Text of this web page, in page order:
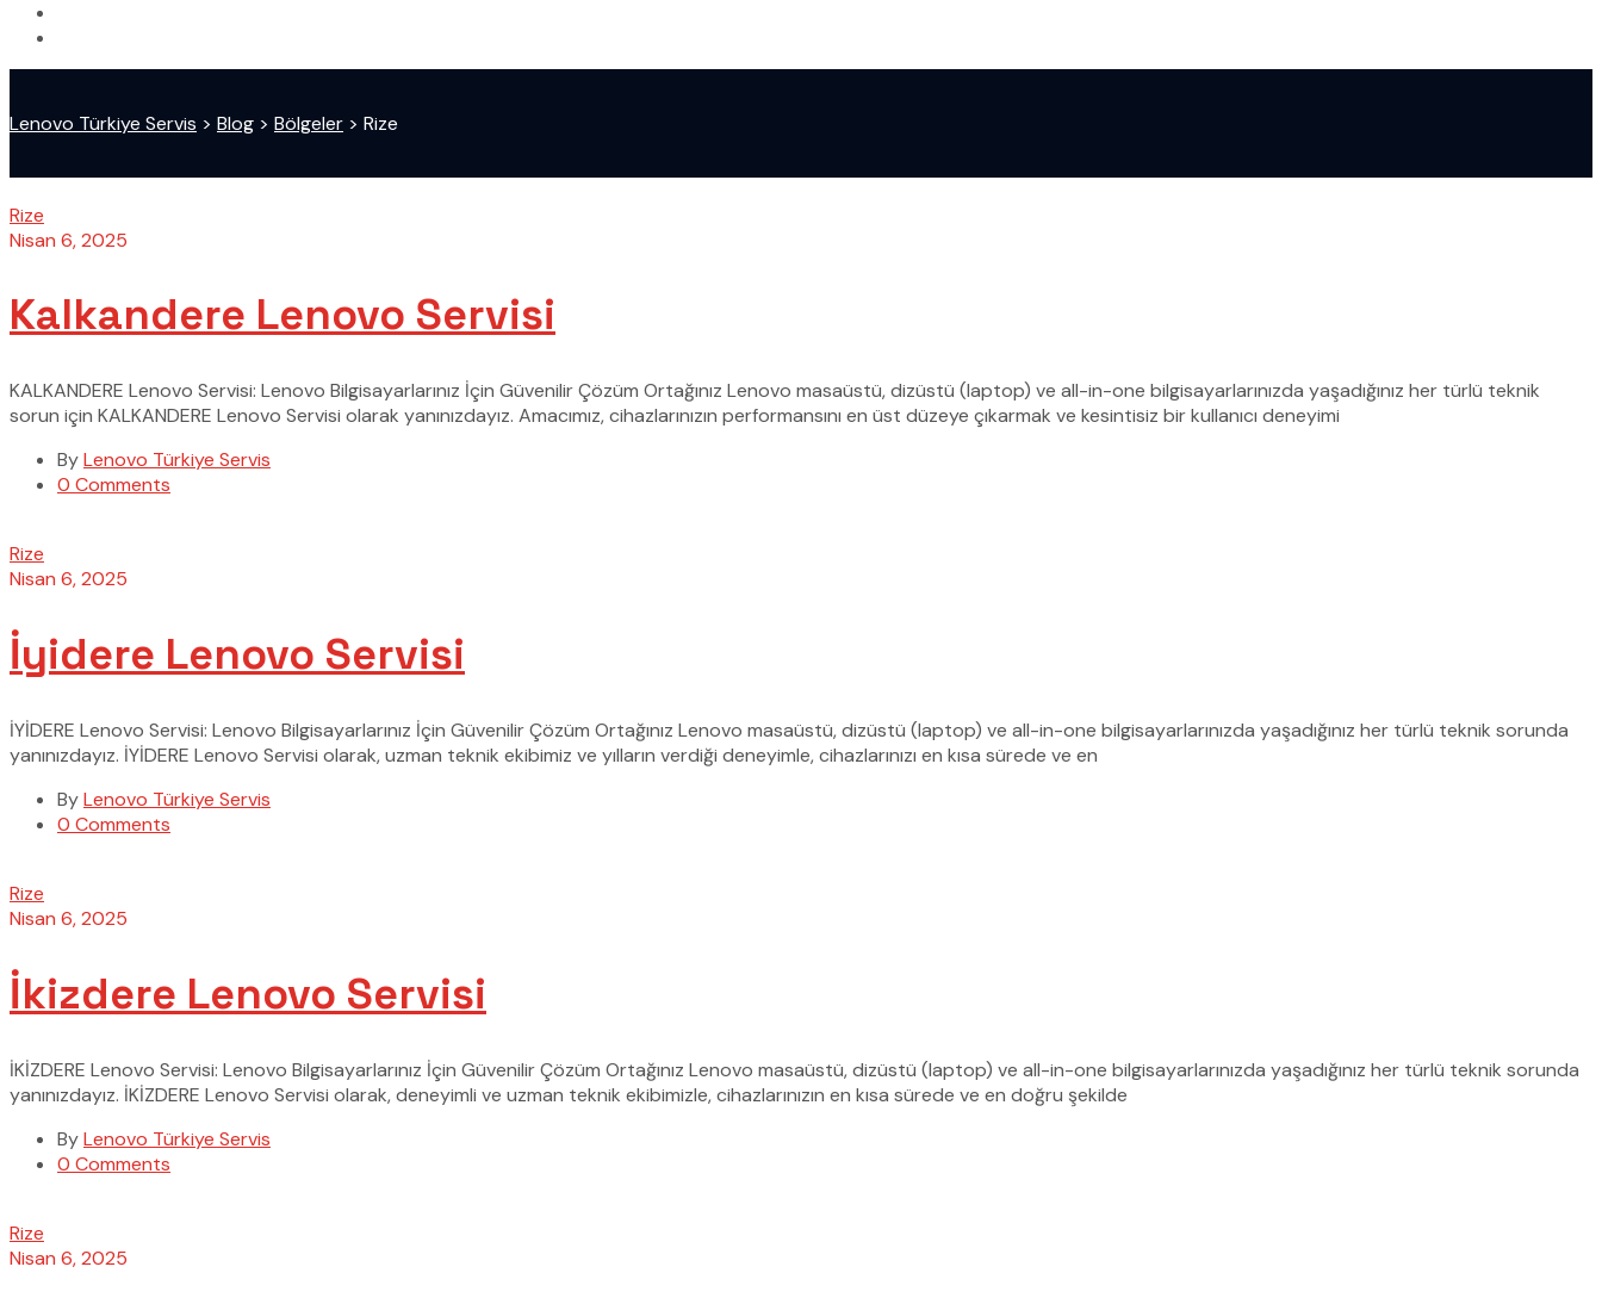
Lenovo Türkiye Servis > Blog > Bölgeler > Rize
Rize
Nisan 6, 2025
Kalkandere Lenovo Servisi
KALKANDERE Lenovo Servisi: Lenovo Bilgisayarlarınız İçin Güvenilir Çözüm Ortağınız Lenovo masaüstü, dizüstü (laptop) ve all-in-one bilgisayarlarınızda yaşadığınız her türlü teknik
sorun için KALKANDERE Lenovo Servisi olarak yanınızdayız. Amacımız, cihazlarınızın performansını en üst düzeye çıkarmak ve kesintisiz bir kullanıcı deneyimi
ByLenovo Türkiye Servis
0 Comments
Rize
Nisan 6, 2025
İyidere Lenovo Servisi
İYİDERE Lenovo Servisi: Lenovo Bilgisayarlarınız İçin Güvenilir Çözüm Ortağınız Lenovo masaüstü, dizüstü (laptop) ve all-in-one bilgisayarlarınızda yaşadığınız her türlü teknik sorunda
yanınızdayız. İYİDERE Lenovo Servisi olarak, uzman teknik ekibimiz ve yılların verdiği deneyimle, cihazlarınızı en kısa sürede ve en
ByLenovo Türkiye Servis
0 Comments
Rize
Nisan 6, 2025
İkizdere Lenovo Servisi
İKİZDERE Lenovo Servisi: Lenovo Bilgisayarlarınız İçin Güvenilir Çözüm Ortağınız Lenovo masaüstü, dizüstü (laptop) ve all-in-one bilgisayarlarınızda yaşadığınız her türlü teknik sorunda
yanınızdayız. İKİZDERE Lenovo Servisi olarak, deneyimli ve uzman teknik ekibimizle, cihazlarınızın en kısa sürede ve en doğru şekilde
ByLenovo Türkiye Servis
0 Comments
Rize
Nisan 6, 2025